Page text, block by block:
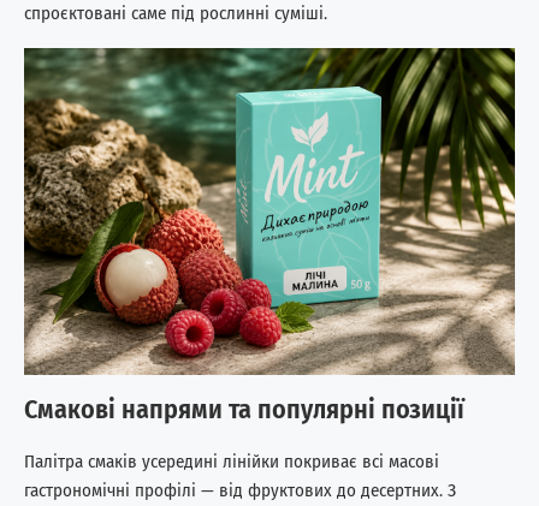
спроєктовані саме під рослинні суміші.
Смакові напрями та популярні позиції
Палітра смаків усередині лінійки покриває всі масові
гастрономічні профілі — від фруктових до десертних. З